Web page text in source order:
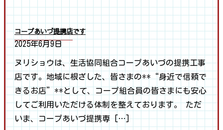
コープあいづ提携店です
2025年6月9日
ヌリショウは、生活協同組合コープあいづの提携工事
店です。地域に根ざした、皆さまの**“身近で信頼で
きるお店”**として、コープ組合員の皆さまにも安心
してご利用いただける体制を整えております。 ただ
いま、コープあいづ提携専 […]